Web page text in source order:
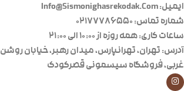
ایمیل: Info@Sismonighasrekodak.Com
شماره تماس: 02177786550
ساعات کاری: همه روزه از ۱۰:۰۰ الی ۲۱:۰۰
آدرس: تهران، تهرانپارس، میدان رهبر، خیابان روشن
غربی، فروشگاه سیسمونی قصرکودک